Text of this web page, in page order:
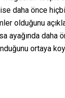
ise daha önce
olduğunu
ayağında daha
ortaya